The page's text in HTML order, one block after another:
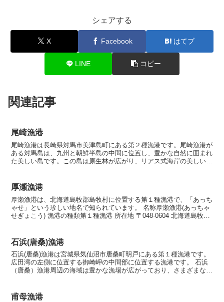
シェアする
X Facebook はてブ
LINE コピー
関連記事
尾崎漁港
尾崎漁港は長崎県対馬市美津島町にある第２種漁港です。尾崎漁港が
ある対馬島は、九州と朝鮮半島の中間に位置し、豊かな自然に囲まれ
た美しい島です。この島は原生林が広がり、リアス式海岸の美しい景
厚瀬漁港
厚瀬漁港は、北海道島牧郡島牧村に位置する第１種漁港で、「あっち
ゃせ」という珍しい地名で知られています。 名称厚瀬漁港(あっちゃ
せぎょこう) 漁港の種類第１種漁港 所在地 〒048-0604 北海道島牧郡
石浜(唐桑)漁港
石浜(唐桑)漁港は宮城県気仙沼市唐桑町明戸にある第１種漁港です。
広田湾の左側に位置する御崎岬の中間部に位置する漁港です。 石浜
（唐桑）漁港周辺の海域は豊かな漁場が広がっており、さまざまな種
甫母漁港